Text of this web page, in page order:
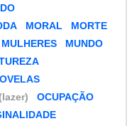
MORAL
MORTE
MULHERES
MUNDO
OCUPAÇÃO